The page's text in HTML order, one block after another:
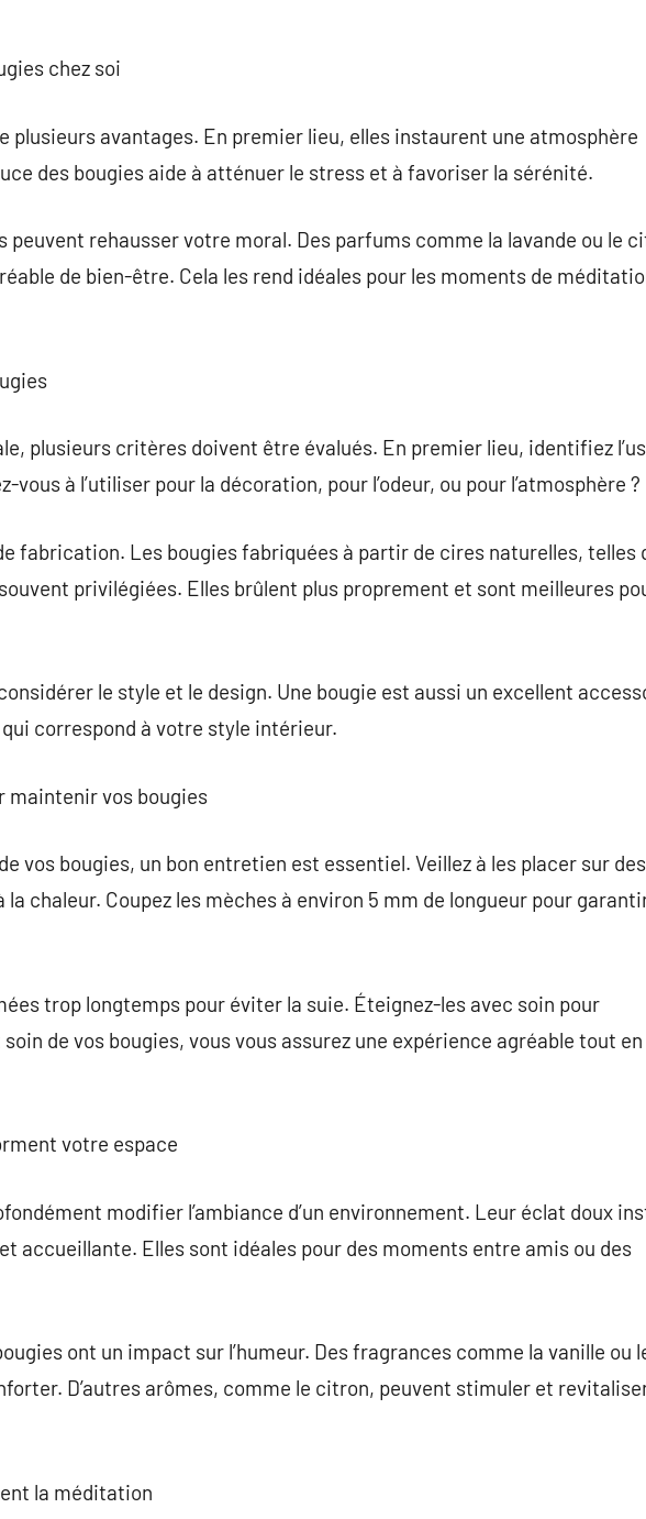
chez soi
plusieurs avantages. En premier lieu, elles instaurent une atmosphère
des bougies aide à atténuer le stress et à favoriser la sérénité.
peuvent rehausser votre moral. Des parfums comme la lavande ou le
de bien-être. Cela les rend idéales pour les moments de
plusieurs critères doivent être évalués. En premier lieu, identifiez
vous à l’utiliser pour la décoration, pour l’odeur, ou pour l’atmosphère ?
fabrication. Les bougies fabriquées à partir de cires naturelles, telles
privilégiées. Elles brûlent plus proprement et sont meilleures
le style et le design. Une bougie est aussi un excellent
correspond à votre style intérieur.
maintenir vos bougies
vos bougies, un bon entretien est essentiel. Veillez à les placer sur des
chaleur. Coupez les mèches à environ 5 mm de longueur pour
trop longtemps pour éviter la suie. Éteignez-les avec soin pour
de vos bougies, vous vous assurez une expérience agréable tout en
votre espace
modifier l’ambiance d’un environnement. Leur éclat doux
accueillante. Elles sont idéales pour des moments entre amis ou des
ont un impact sur l’humeur. Des fragrances comme la vanille ou
D’autres arômes, comme le citron, peuvent stimuler et
la méditation